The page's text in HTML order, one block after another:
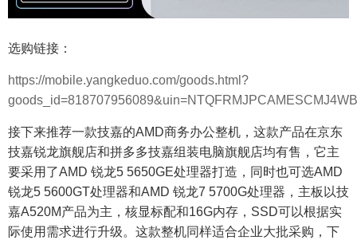
选购链接：
https://mobile.yangkeduo.com/goods.html?
接下来推荐一款技嘉的AMD商务办公整机，这款产品在京东
技嘉锐龙旗舰店和拼多多技嘉组装电脑旗舰店均有售，它主
要采用了AMD 锐龙5 5650GE处理器打造，同时也可选AMD
锐龙5 5600GT处理器和AMD 锐龙7 5700G处理器，主板以技
嘉A520M产品为主，核显标配和16G内存，SSD可以根据实
际使用需求进行升级。这款整机同样适合企业大批采购，下